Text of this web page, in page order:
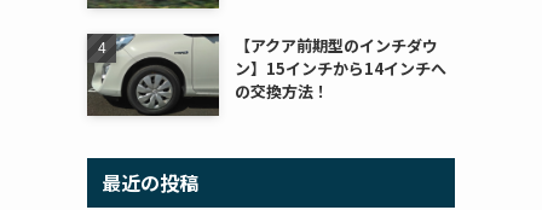
【アクア前期型のインチダウ
ン】15インチから14インチへ
の交換方法！
最近の投稿